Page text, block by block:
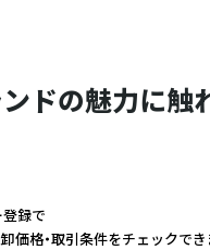
ドの魅力に触
録で
価格・取引条件をチェックでき